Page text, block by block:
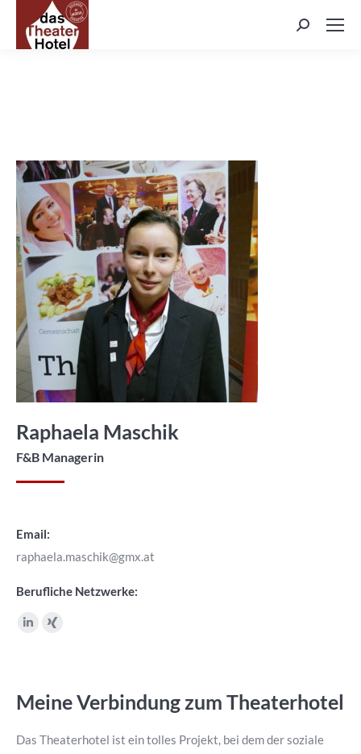
Search:
Raphaela Maschik
F&B Managerin
Email:
raphaela.maschik@gmx.at
Berufliche Netzwerke:
Linkedin
in
window
XING
window
Meine Verbindung zum Theaterhotel
Das Theaterhotel ist ein tolles Projekt, bei dem der soziale